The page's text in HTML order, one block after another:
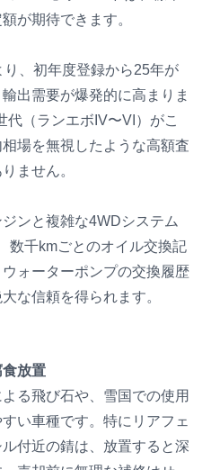
が期待できます。
、初年度登録から25年が
出需要が爆発的に高まりま
（ランエボIV〜VI）がこ
場を無視したような高額査
ません。
ンと複雑な4WDシステム
数千kmごとのオイル交換記
ォーターポンプの交換履歴
な信頼を得られます。
放置
る飛び石や、雪国での使用
い車種です。特にリアフェ
付近の錆は、放置すると深